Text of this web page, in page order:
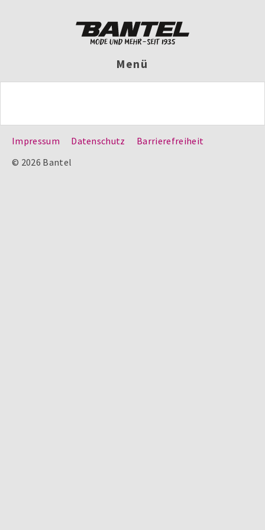
Menü
Impressum Datenschutz
Barrierefreiheit
© 2026 Bantel